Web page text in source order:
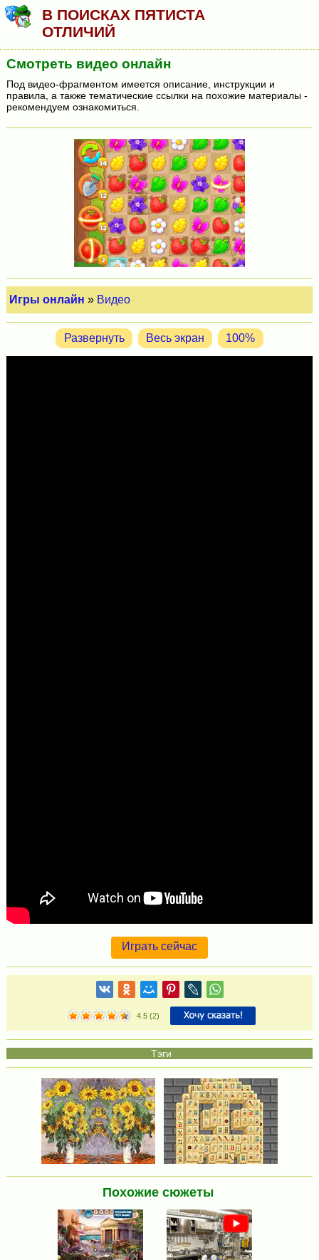
В ПОИСКАХ ПЯТИСТА
ОТЛИЧИЙ
Смотреть видео онлайн
Под видео-фрагментом имеется описание, инструкции и
правила, а также тематические ссылки на похожие материалы -
рекомендуем ознакомиться.
Игры онлайн » Видео
Развернуть Весь экран 100%
Играть сейчас
4.5(2)
Похожие сюжеты